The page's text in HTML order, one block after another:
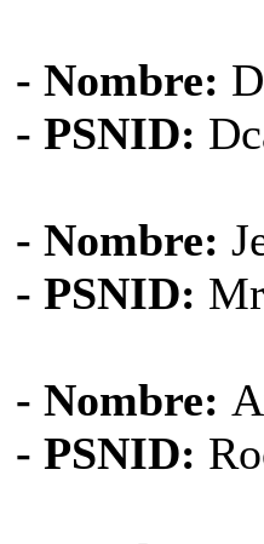
- Nombre:
- PSNID:
- Nombre:
- PSNID:
- Nombre:
- PSNID: